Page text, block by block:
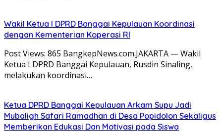
Wakil Ketua I DPRD Banggai Kepulauan Koordinasi
dengan Kementerian Koperasi RI
Post Views: 865 BangkepNews.com.JAKARTA — Wakil
Ketua I DPRD Banggai Kepulauan, Rusdin Sinaling,
melakukan koordinasi…
Ketua DPRD Banggai Kepulauan Arkam Supu Jadi
Mubaligh Safari Ramadhan di Desa Popidolon Sekaligus
Memberikan Edukasi Dan Motivasi pada Siswa